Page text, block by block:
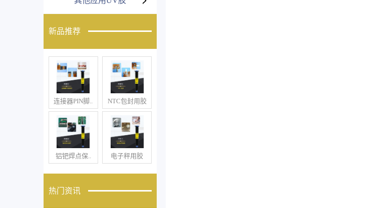
新品推荐
连接器PIN脚.. NTC包封用胶
铝钯焊点保.. 电子秤用胶
热门资讯